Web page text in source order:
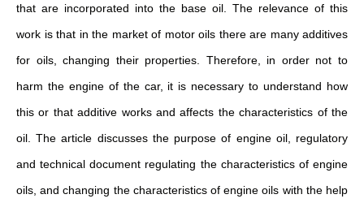
that are incorporated into the base oil. The relevance of this
work is that in the market of motor oils there are many additives
for oils, changing their properties. Therefore, in order not to
harm the engine of the car, it is necessary to understand how
this or that additive works and affects the characteristics of the
oil. The article discusses the purpose of engine oil, regulatory
and technical document regulating the characteristics of engine
oils, and changing the characteristics of engine oils with the help